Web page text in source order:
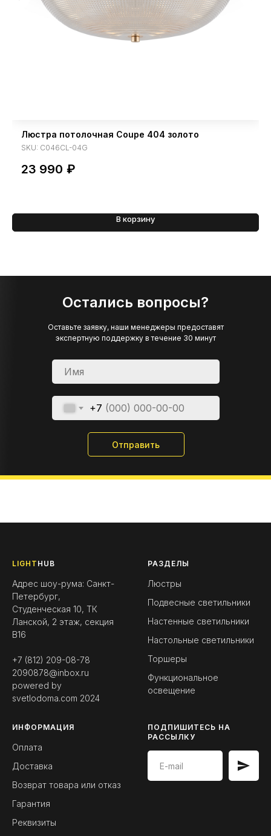
Люстра потолочная Coupe 404 золото
SKU: C046CL-04G
23 990 ₽
В корзину
Остались вопросы?
+7
Отправить
Оставьте заявку, наши менеджеры предоставят
экспертную поддержку в течение 30 минут
LIGHT HUB
Адрес шоу-рума: Санкт-
Петербург,
Студенческая 10, ТК
Ланской, 2 этаж, секция
B16
+7 (812) 209-08-78
2090878@inbox.ru
powered by
svetlodoma.com 2024
РАЗДЕЛЫ
Люстры
Подвесные светильники
Настенные светильники
Настольные светильники
Торшеры
Функциональное
освещение
ИНФОРМАЦИЯ
Оплата
Доставка
Возврат товара или отказ
Гарантия
Реквизиты
ПОДПИШИТЕСЬ НА
РАССЫЛКУ